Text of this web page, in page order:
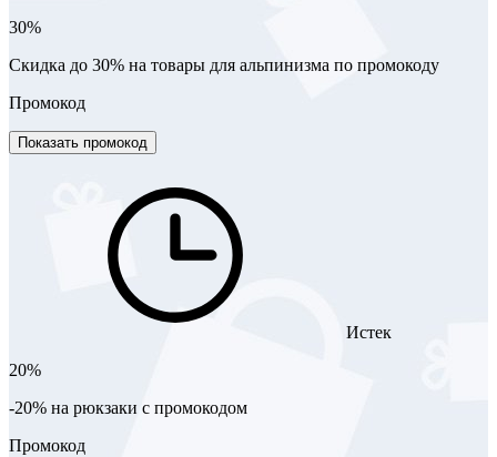
30%
Скидка до 30% на товары для альпинизма по промокоду
Промокод
Показать промокод
Истек
20%
-20% на рюкзаки с промокодом
Промокод